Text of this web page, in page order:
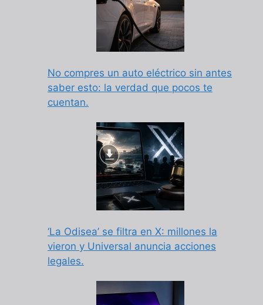
No compres un auto eléctrico sin antes
saber esto: la verdad que pocos te
cuentan.
‘La Odisea’ se filtra en X: millones la
vieron y Universal anuncia acciones
legales.